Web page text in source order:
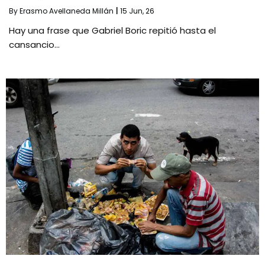
ByErasmo Avellaneda Millán 15 Jun, 26
Hay una frase que Gabriel Boric repitió hasta el
cansancio…